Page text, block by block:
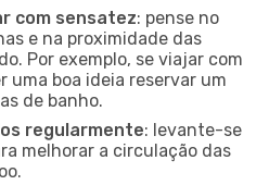
com sensatez: pense no
e na proximidade das
Por exemplo, se viajar com
uma boa ideia reservar um
de banho.
regularmente: levante-se
melhorar a circulação das